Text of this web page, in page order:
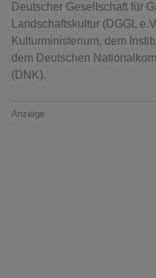
Deutscher Gesellschaft für
Landschaftskultur (DGGL
Kulturministerium, dem
dem Deutschen
(DNK).
Anzeige